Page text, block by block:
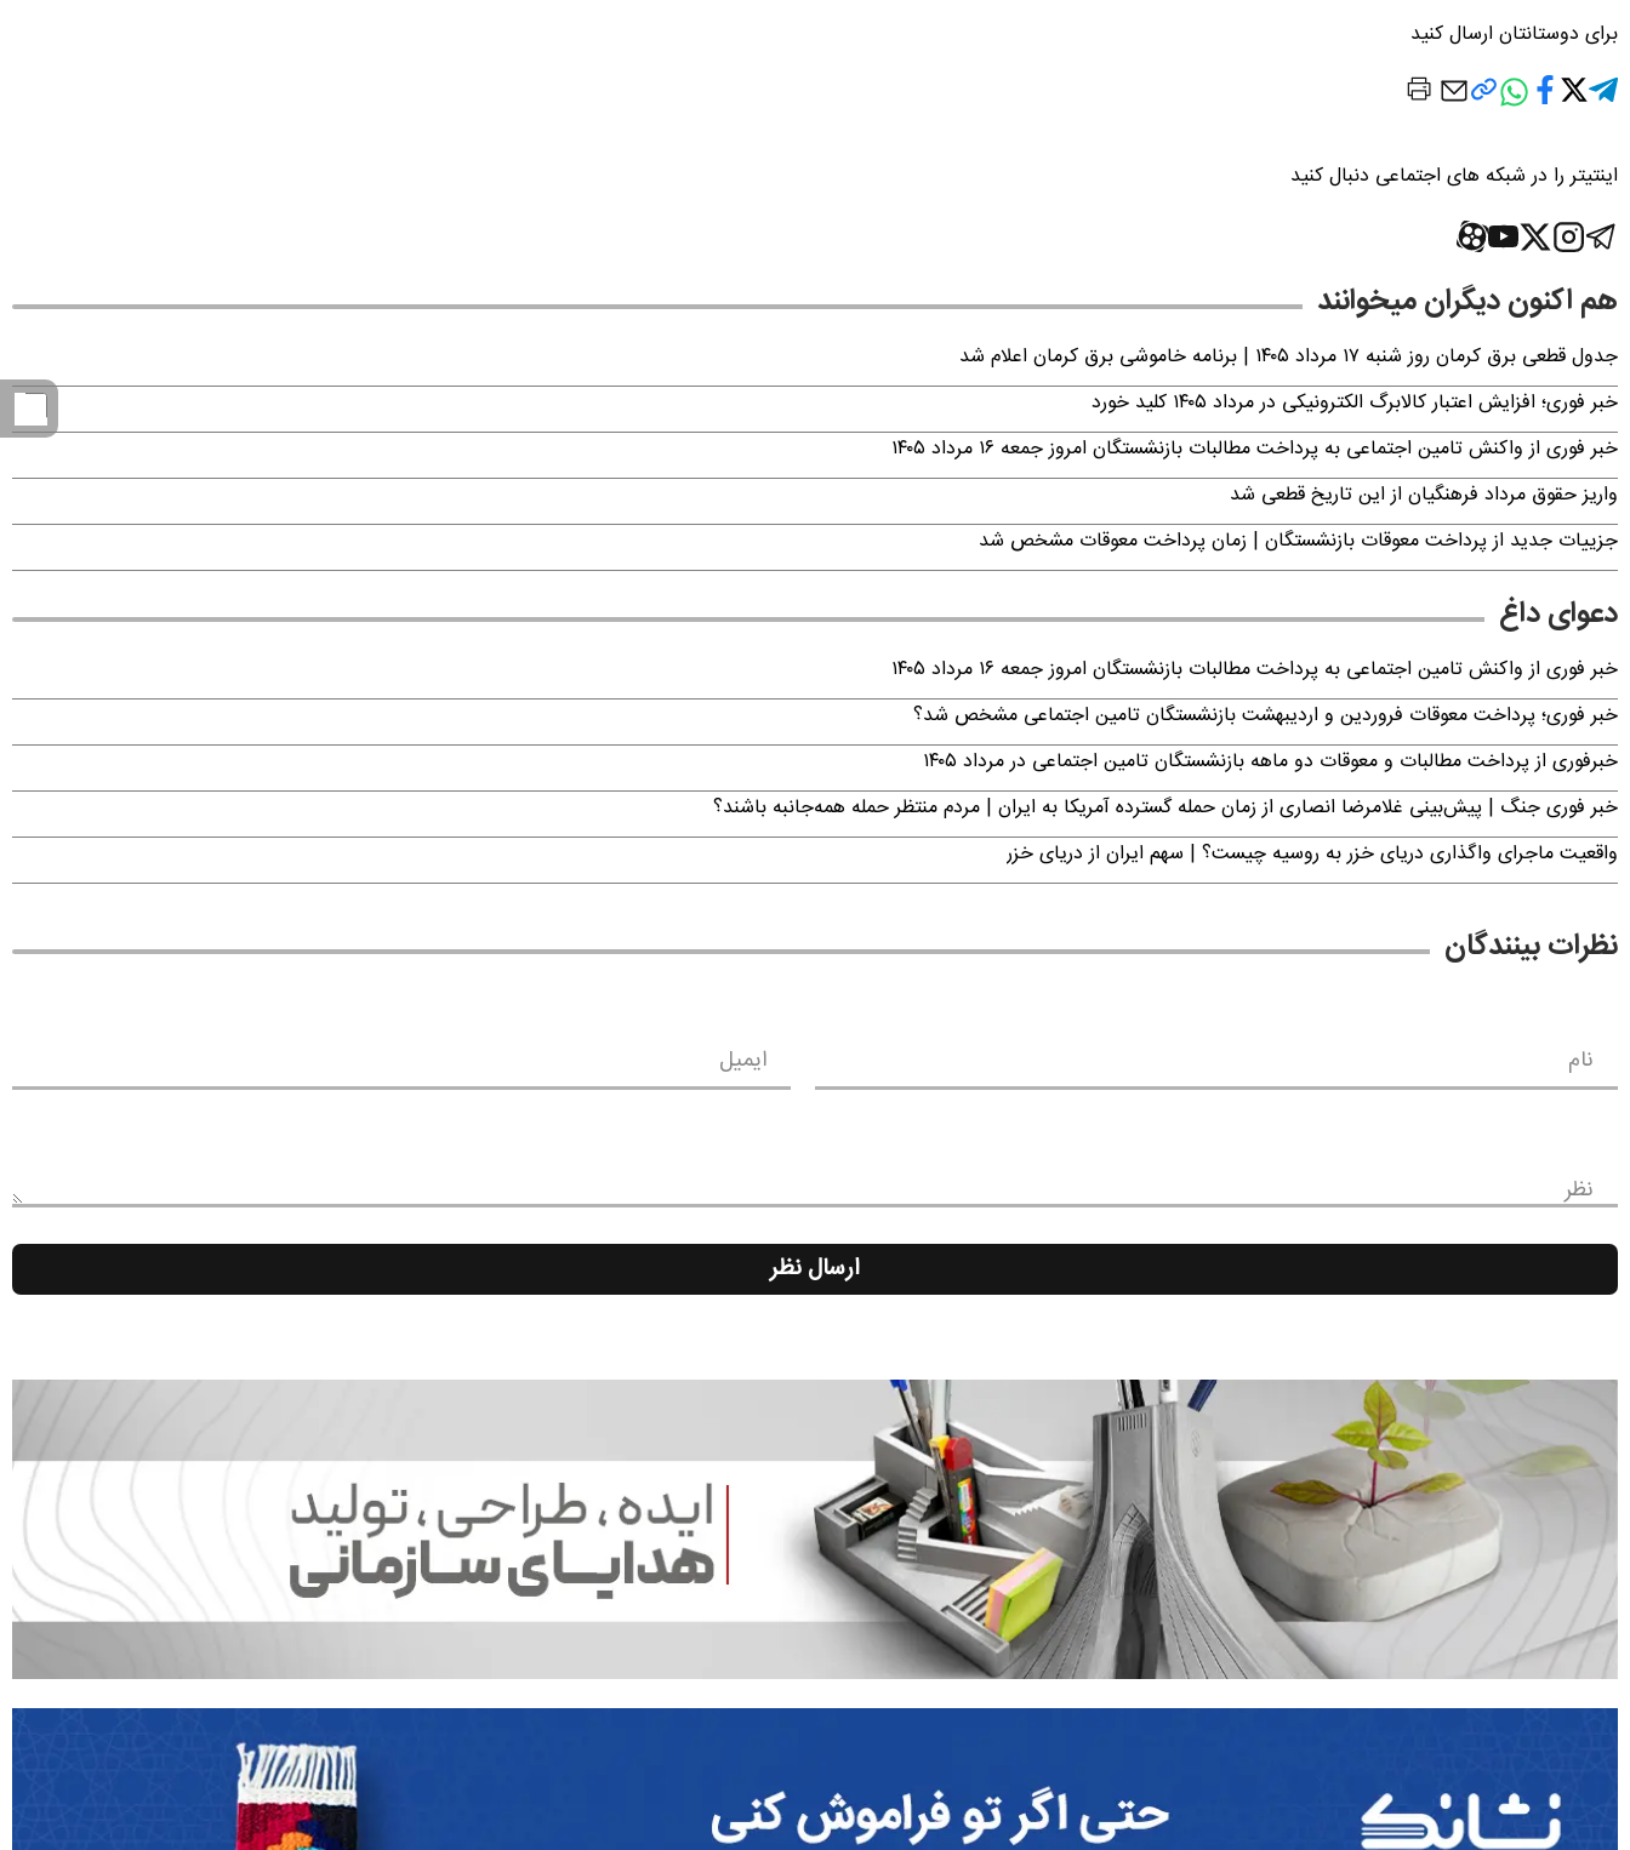
برای دوستانتان ارسال کنید
اینتیتر را در شبکه های اجتماعی دنبال کنید
هم اکنون دیگران میخوانند
جدول قطعی برق کرمان روز شنبه ۱۷ مرداد ۱۴۰۵ | برنامه خاموشی برق کرمان اعلام شد
خبر فوری؛ افزایش اعتبار کالابرگ الکترونیکی در مرداد ۱۴۰۵ کلید خورد
خبر فوری از واکنش تامین اجتماعی به پرداخت مطالبات بازنشستگان امروز جمعه ۱۶ مرداد ۱۴۰۵
واریز حقوق مرداد فرهنگیان از این تاریخ قطعی شد
جزییات جدید از پرداخت معوقات بازنشستگان | زمان پرداخت معوقات مشخص شد
دعوای داغ
خبر فوری از واکنش تامین اجتماعی به پرداخت مطالبات بازنشستگان امروز جمعه ۱۶ مرداد ۱۴۰۵
خبر فوری؛ پرداخت معوقات فروردین و اردیبهشت بازنشستگان تامین اجتماعی مشخص شد؟
خبرفوری از پرداخت مطالبات و معوقات دو ماهه بازنشستگان تامین اجتماعی در مرداد ۱۴۰۵
خبر فوری جنگ | پیش‌بینی غلامرضا انصاری از زمان حمله گسترده آمریکا به ایران | مردم منتظر حمله همه‌جانبه باشند؟
واقعیت ماجرای واگذاری دریای خزر به روسیه چیست؟ | سهم ایران از دریای خزر
نظرات بینندگان
نام ایمیل
نظر
ارسال نظر